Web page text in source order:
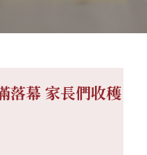
落幕 家長們收穫